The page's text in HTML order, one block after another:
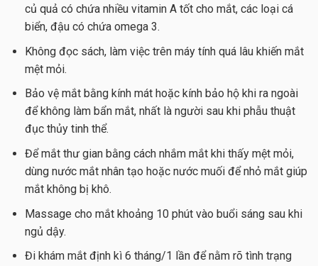
củ quả có chứa nhiều vitamin A tốt cho mắt, các loại cá
biển, đậu có chứa omega 3.
Không đọc sách, làm việc trên máy tính quá lâu khiến mắt
mệt mỏi.
Bảo vệ mắt bằng kính mát hoặc kính bảo hộ khi ra ngoài
để không làm bẩn mắt, nhất là người sau khi phẫu thuật
đục thủy tinh thể.
Để mắt thư gian bằng cách nhắm mắt khi thấy mệt mỏi,
dùng nước mắt nhân tạo hoặc nước muối để nhỏ mắt giúp
mắt không bị khô.
Massage cho mắt khoảng 10 phút vào buổi sáng sau khi
ngủ dậy.
Đi khám mắt định kì 6 tháng/1 lần để nằm rõ tình trạng